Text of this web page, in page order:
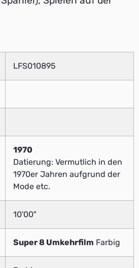
LFS010895
1970
Datierung: Vermutlich in den
1970er Jahren aufgrund der
Mode etc.
10'00"
Super 8 Umkehrfilm Farbig